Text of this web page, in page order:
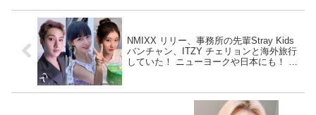
NMIXX リリー、事務所の先輩Stray Kids
バンチャン、ITZY チェリョンと海外旅行
していた！ ニューヨークや日本にも！ 練